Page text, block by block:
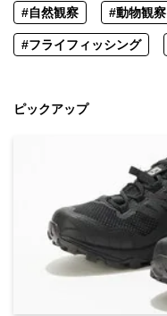
#自然観察 #動物観察
#フライフィッシング
ピックアップ